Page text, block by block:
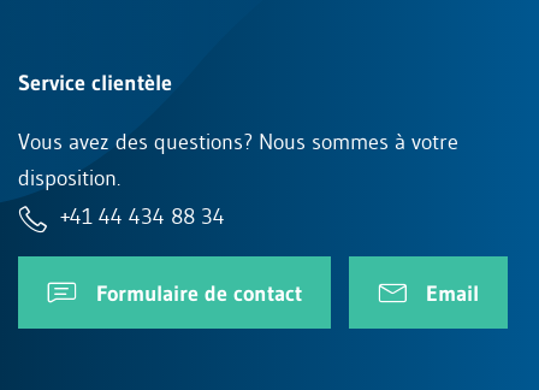
Service clientèle
Vous avez des questions? Nous sommes à votre
disposition.
+41 44 434 88 34
Formulaire de contact Email